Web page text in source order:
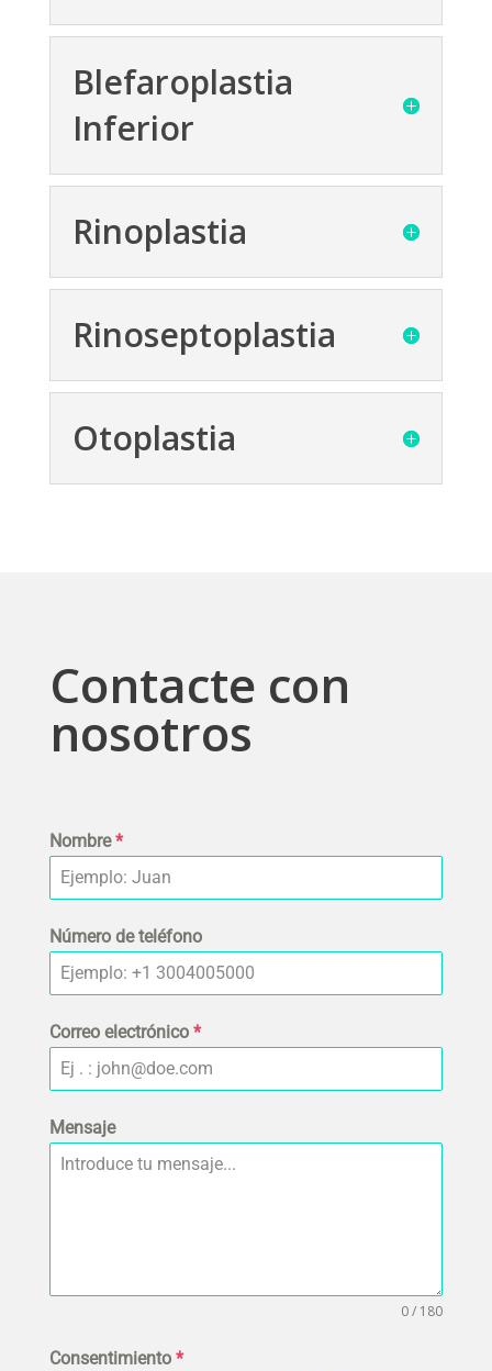
Blefaroplastia
Inferior
Rinoplastia
Rinoseptoplastia
Otoplastia
Contacte con
nosotros
Nombre*
Número de teléfono
Correo electrónico *
Mensaje
0 / 180
Consentimiento *